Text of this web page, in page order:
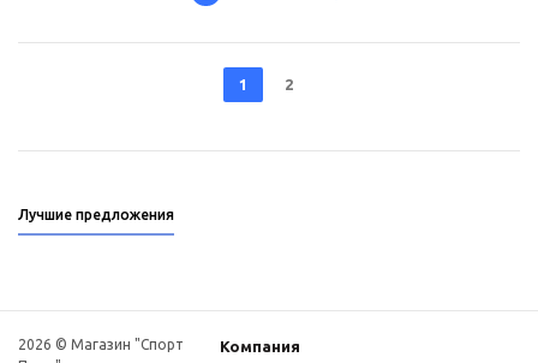
1 2
Лучшие предложения
2026 © Магазин "Спорт
Компания